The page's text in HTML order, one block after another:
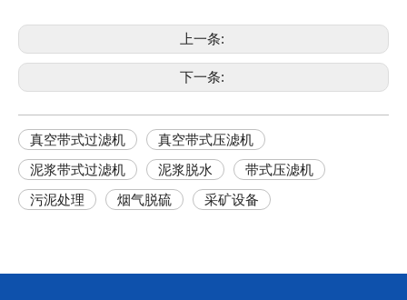
上一条:
下一条:
真空带式过滤机
真空带式压滤机
泥浆带式过滤机
泥浆脱水
带式压滤机
污泥处理
烟气脱硫 采矿设备